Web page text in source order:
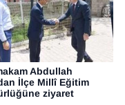
Abdullah
İlçe Millî Eğitim
ziyaret